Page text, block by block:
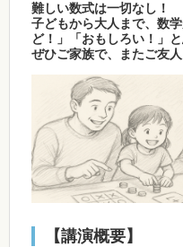
難しい数式は一切なし！
子どもから大人まで、数
ど！」「おもしろい！」と
ぜひご家族で、またご友
【講演概要】